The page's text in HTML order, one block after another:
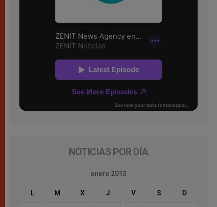
NOTICIAS POR DÍA
enero 2013
L M X J V S D